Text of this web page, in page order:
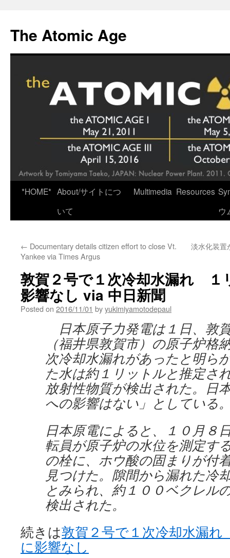
content
The Atomic Age
*HOME* About/サイトにつ
いて
Multimedia Resources
ウ
← Documentary details citizen effort to close Vt.
Yankee via Times Argus
淡水化装
敦賀２号で１次冷却水漏れ １
影響なし via 中日新聞
Posted on 2016/11/01 byyukimiyamotodepaul
日本原子力発電は１日、敦
（福井県敦賀市）の原子炉格
次冷却水漏れがあったと明ら
た水は約１リットルと推定さ
放射性物質が検出された。日
への影響はない」としている
日本原電によると、１０月８
転員が原子炉の水位を測定す
の栓に、ホウ酸の固まりが付
見つけた。隙間から漏れた冷
とみられ、約１００ベクレル
検出された。
続きは敦賀２号で１次冷却水漏
に影響なし